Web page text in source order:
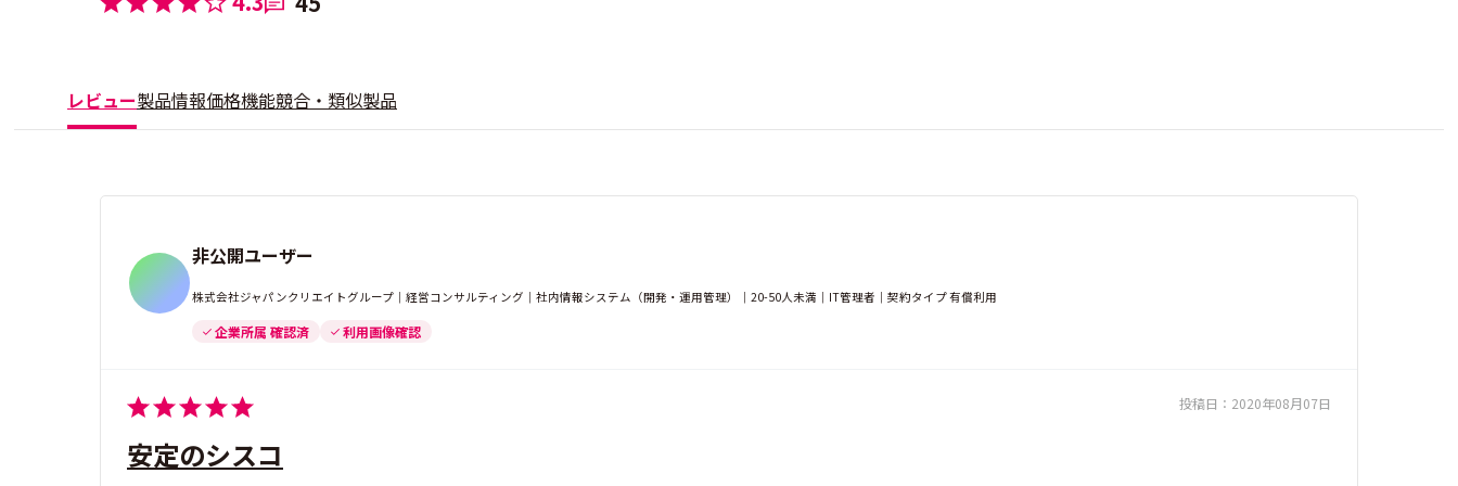
レビュー製品情報価格機能競合・類似製品
非公開ユーザー
株式会社ジャパンクリエイトグループ｜経営コンサルティング｜社内情報システム（開発・運用管理）｜20-50人未満｜IT管理者｜契約タイプ 有償利用
企業所属 確認済 利用画像確認
投稿日： 2020年08月07日
安定のシスコ